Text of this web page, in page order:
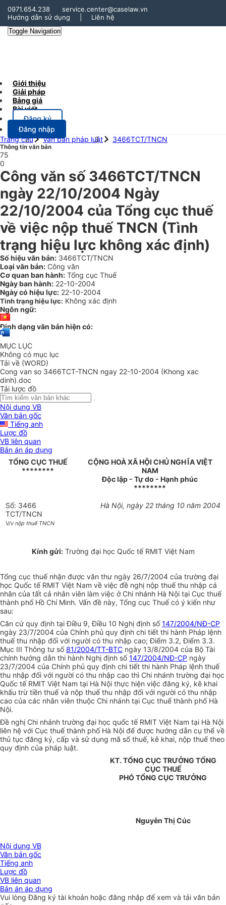
0971.654.238
service.center@caselaw.vn
Hướng dẫn sử dụng
Liên hệ
Toggle Navigation
Giới thiệu
Giải pháp
Bảng giá
Bài viết
Đăng ký
Đăng nhập
Trang chủ
Văn bản pháp luật 3466TCT/TNCN
Thông tin văn bản
75
0
Công văn số 3466TCT/TNCN
ngày 22/10/2004 Ngày
22/10/2004 của Tổng cục thuế
về việc nộp thuế TNCN (Tình
trạng hiệu lực không xác định)
Số hiệu văn bản: 3466TCT/TNCN
Loại văn bản: Công văn
Cơ quan ban hành: Tổng cục Thuế
Ngày ban hành: 22-10-2004
Ngày có hiệu lực: 22-10-2004
Tình trạng hiệu lực: Không xác định
Ngôn ngữ:
Định dạng văn bản hiện có:
MỤC LỤC
Không có mục lục
Tải về (WORD)
Cong van so 3466TCT-TNCN ngay 22-10-2004 (Khong xac
dinh).doc
Tải lược đồ
Nội dung VB
Văn bản gốc
Tiếng anh
Lược đồ
VB liên quan
Bản án áp dụng
TỔNG CỤC THUẾ
********
CỘNG HOÀ XÃ HỘI CHỦ NGHĨA VIỆT
NAM
Độc lập - Tự do - Hạnh phúc
********
Số: 3466
TCT/TNCN
V/v nộp thuế TNCN
Hà Nội, ngày 22 tháng 10 năm 2004
Kính gửi:Trường đại học Quốc tế RMIT Việt Nam
Tổng cục thuế nhận được văn thư ngày 26/7/2004 của trường đại
học Quốc tế RMIT Việt Nam về việc đề nghị nộp thuế thu nhập cá
nhân của tất cả nhân viên làm việc ở Chi nhánh Hà Nội tại Cục thuế
thành phố Hồ Chí Minh. Vấn đề này, Tổng cục Thuế có ý kiến như
sau:
Căn cứ quy định tại Điều 9, Điều 10 Nghị định số147/2004/NĐ-CP
ngày 23/7/2004 của Chính phủ quy định chi tiết thi hành Pháp lệnh
thuế thu nhập đối với người có thu nhập cao; Điểm 3.2, Điểm 3.3.
Mục III Thông tư số81/2004/TT-BTC ngày 13/8/2004 của Bộ Tài
chính hướng dẫn thi hành Nghị định số147/2004/NĐ-CP ngày
23/7/2004 của Chính phủ quy định chi tiết thi hành Pháp lệnh thuế
thu nhập đối với người có thu nhập cao thì Chi nhánh trường đại học
Quốc tế RMIT Việt Nam tại Hà Nội thực hiện việc đăng ký, kê khai
khấu trừ tiền thuế và nộp thuế thu nhập đối với người có thu nhập
cao của các nhân viên thuộc Chi nhánh tại Cục thuế thành phố Hà
Nội.
Đề nghị Chi nhánh trường đại học quốc tế RMIT Việt Nam tại Hà Nội
liên hệ với Cục thuế thành phố Hà Nội để được hướng dẫn cụ thể về
thủ tục đăng ký, cấp và sử dụng mã số thuế, kê khai, nộp thuế theo
quy định của pháp luật.
KT. TỔNG CỤC TRƯỞNG TỔNG
CỤC THUẾ
PHÓ TỔNG CỤC TRƯỞNG
Nguyễn Thị Cúc
Nội dung VB
Văn bản gốc
Tiếng anh
Lược đồ
VB liên quan
Bản án áp dụng
Vui lòngĐăng ký tài khoản hoặc đăng nhập để xem và tải văn bản